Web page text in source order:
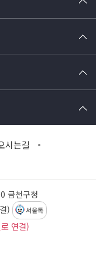
시는길
금천구청
)
서울톡
연결)